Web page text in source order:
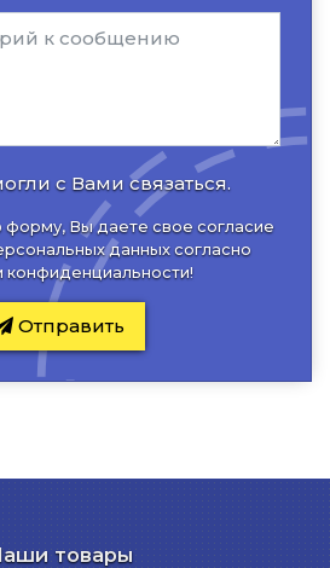
с Вами связаться.
форму, Вы даете свое согласие
данных согласно
конфиденциальности!
Отправить
товары